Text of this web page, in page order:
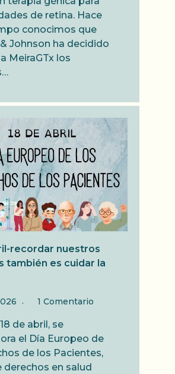
de retina. Hace
conocimos que
Johnson ha decidido
MeiraGTx los
recordar nuestros
también es cuidar la
1 Comentario
de abril, se
el Día Europeo de
de los Pacientes,
derechos en salud